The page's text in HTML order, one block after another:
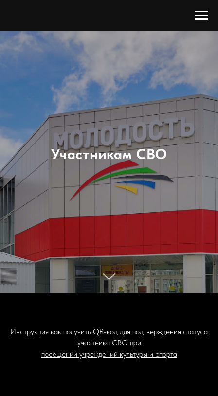
Участникам СВО
Инструкция как получить QR-код для подтверждения статуса
участника СВО при
посещении учреждений культуры и спорта